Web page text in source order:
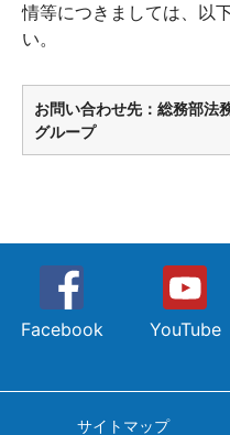
情等につきましては、以
い。
お問い合わせ先：総務部法
グループ
Facebook YouTube
サイトマップ